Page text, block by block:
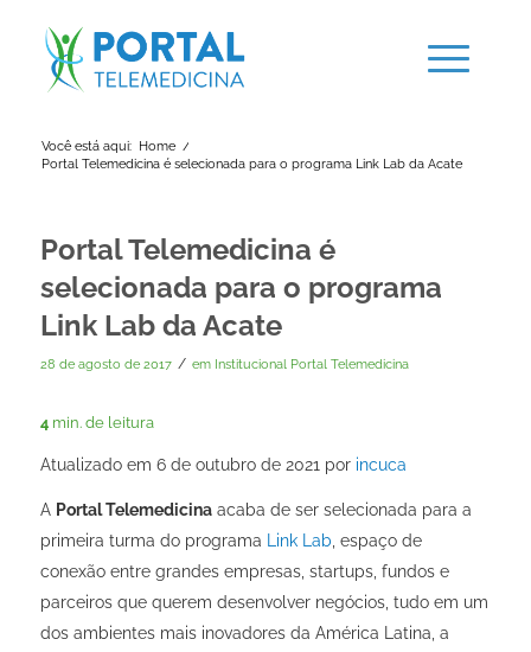
Você está aqui: Home /
Portal Telemedicina é selecionada para o programa Link Lab da Acate
Portal Telemedicina é
selecionada para o programa
Link Lab da Acate
28 de agosto de 2017 / em Institucional Portal Telemedicina
4 min. de leitura
Atualizado em 6 de outubro de 2021 por incuca
A Portal Telemedicinaacaba de ser selecionada para a
primeira turma do programa
Link Lab , espaço de
conexão entre grandes empresas, startups, fundos e
parceiros que querem desenvolver negócios, tudo em um
dos ambientes mais inovadores da América Latina, a